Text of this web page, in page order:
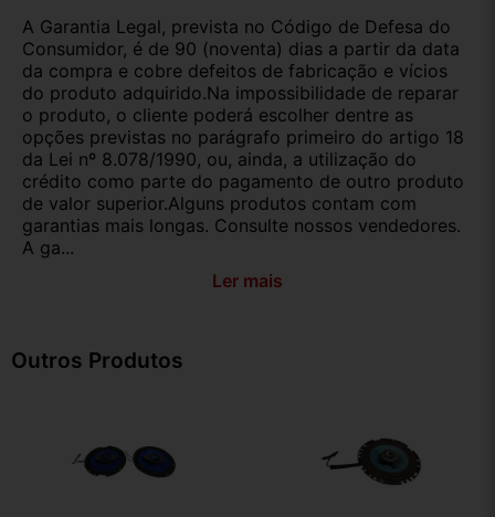
A Garantia Legal, prevista no Código de Defesa do
Consumidor, é de 90 (noventa) dias a partir da data
da compra e cobre defeitos de fabricação e vícios
do produto adquirido.Na impossibilidade de reparar
o produto, o cliente poderá escolher dentre as
opções previstas no parágrafo primeiro do artigo 18
da Lei nº 8.078/1990, ou, ainda, a utilização do
crédito como parte do pagamento de outro produto
de valor superior.Alguns produtos contam com
garantias mais longas. Consulte nossos vendedores.
A ga...
Ler mais
Outros Produtos